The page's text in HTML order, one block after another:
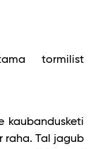
tormilist
kaubandusketi
raha. Tal jagub